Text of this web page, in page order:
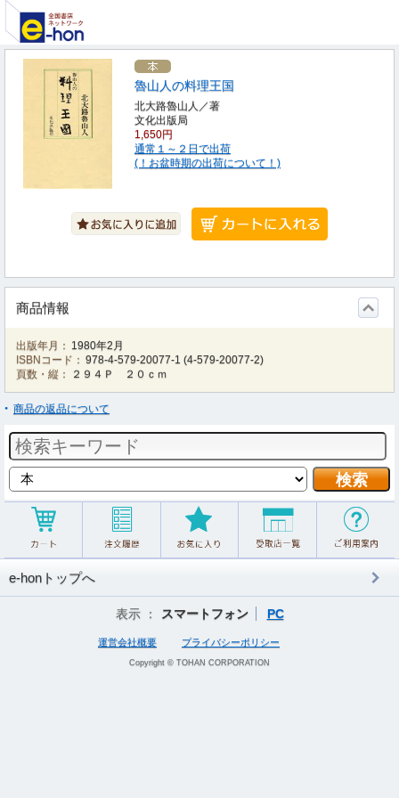
魯山人の料理王国
北大路魯山人／著
文化出版局
1,650円
通常１～２日で出荷
(！お盆時期の出荷について！)
商品情報
出版年月： 1980年2月
ISBNコード： 978-4-579-20077-1 (4-579-20077-2)
頁数・縦：
２９４Ｐ ２０ｃｍ
商品の返品について
e-honトップへ
表示 ： スマートフォン PC
運営会社概要 プライバシーポリシー
Copyright © TOHAN CORPORATION